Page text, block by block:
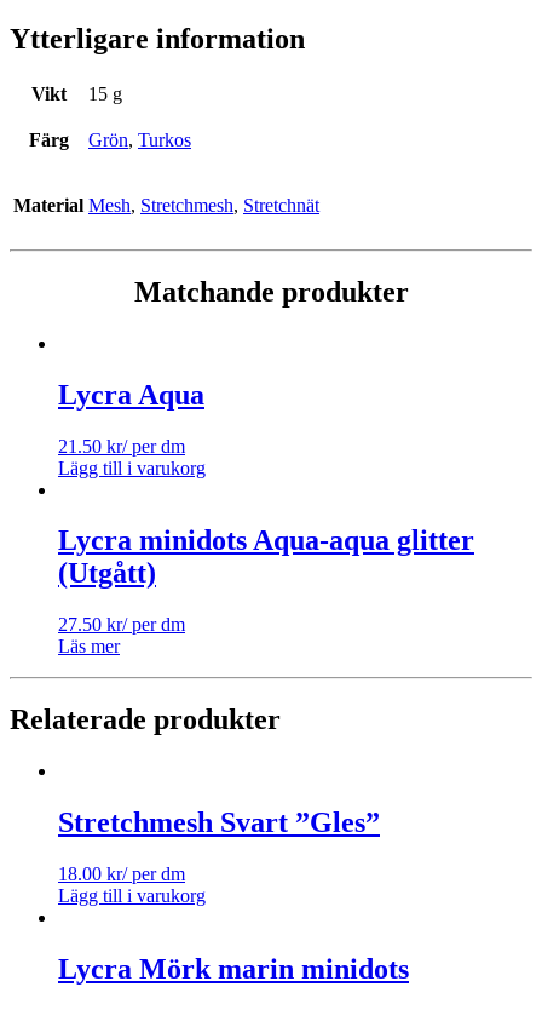
Ytterligare information
Vikt 15 g
Färg Grön, Turkos
Material Mesh, Stretchmesh, Stretchnät
Matchande produkter
Lycra Aqua
21.50 kr/ per dm
Lägg till i varukorg
Lycra minidots Aqua-aqua glitter
(Utgått)
27.50 kr/ per dm
Läs mer
Relaterade produkter
Stretchmesh Svart ”Gles”
18.00 kr/ per dm
Lägg till i varukorg
Lycra Mörk marin minidots